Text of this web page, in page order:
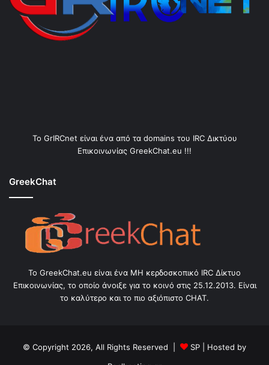
Το GrIRCnet είναι ένα από τα domains του IRC Δικτύου
Επικοινωνίας GreekChat.eu !!!
GreekChat
Το GreekChat.eu είναι ένα ΜΗ κερδοσκοπικό IRC Δίκτυο
Επικοινωνίας, το οποίο άνοιξε για το κοινό στις 25.12.2013. Είναι
το καλύτερο και το πιο αξιόπιστο CHAT.
© Copyright 2026, All Rights Reserved | SP | Hosted by